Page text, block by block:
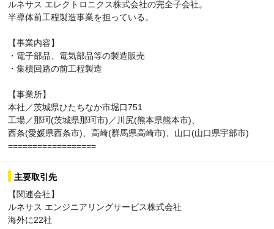
ルネサス エレクトロニクス株式会社の完全子会社。
半導体前工程製造事業を担っている。
【事業内容】
・電子部品、電気部品等の製造販売
・集積回路の前工程製造
【事業所】
本社／茨城県ひたちなか市堀口751
工場／那珂(茨城県那珂市)／川尻(熊本県熊本市)、
西条(愛媛県西条市)、高崎(群馬県高崎市)、山口(山口県宇部市)
==================
主要取引先
【関連会社】
ルネサス エンジニアリングサービス株式会社
海外に22社